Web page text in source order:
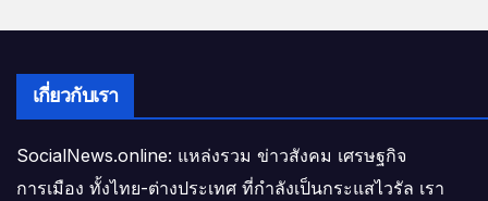
เกี่ยวกับเรา
SocialNews.online: แหล่งรวม ข่าวสังคม เศรษฐกิจ
การเมือง ทั้งไทย-ต่างประเทศ ที่กำลังเป็นกระแสไวรัล เรา